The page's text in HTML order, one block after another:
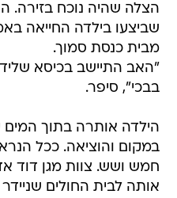
הצלה שהיה נוכח בזירה.
שביצעו בילדה החייאה
מבית כנסת סמוך.
"האב התיישב בכיסא
בבכי", סיפר.
הילדה אותרה בתוך המים
במקום והוציאה. ככל
חמש ושש. צוות מגן דוד
אותה לבית החולים